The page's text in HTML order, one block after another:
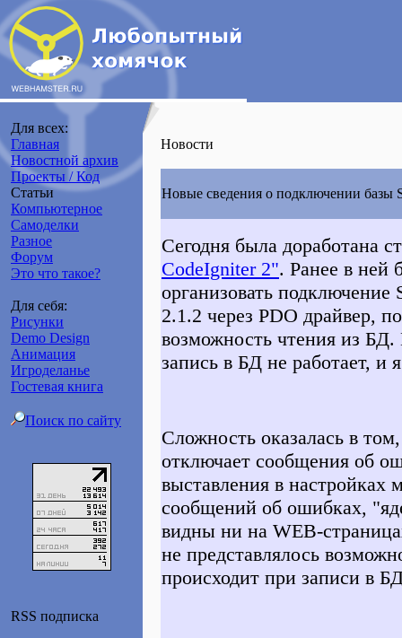
Для всех:
Главная
Новостной архив
Проекты / Код
Статьи
Компьютерное
Самоделки
Разное
Форум
Это что такое?
Для себя:
Рисунки
Demo Design
Анимация
Игроделанье
Гостевая книга
Поиск по сайту
RSS подписка
Новости
Новые сведения о подключении базы
Сегодня была доработана
CodeIgniter 2". Ранее в ней
организовать
2.1.2 через PDO драйвер,
возможность чтения из БД.
запись в БД не работает, и
Сложность оказалась в
отключает сообщения об
выставления в настройках
сообщений об ошибках,
видны ни на WEB-
не представлялось
происходит при записи в